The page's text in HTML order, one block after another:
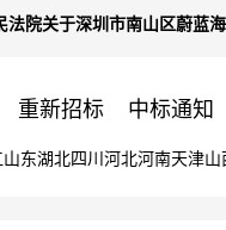
法院关于深圳市南山区蔚蓝
重新招标 中标通知
山东湖北四川 河北河南天津山